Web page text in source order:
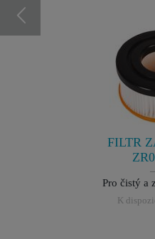
FILTR
Pro čistý a
K